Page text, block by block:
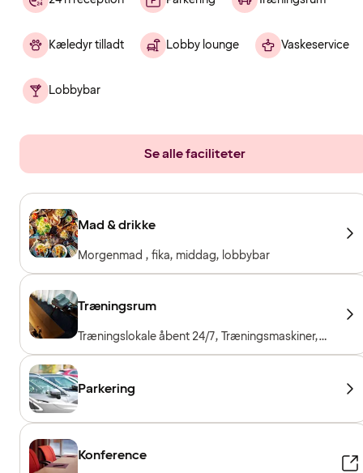
Kæledyr tilladt Lobby lounge Vaskeservice
Lobbybar
Se alle faciliteter
Mad & drikke
Morgenmad , fika, middag, lobbybar
Træningsrum
Træningslokale åbent 24/7, Træningsmaskiner,
Konditionsmaskiner, Frie vægte
Parkering
Konference